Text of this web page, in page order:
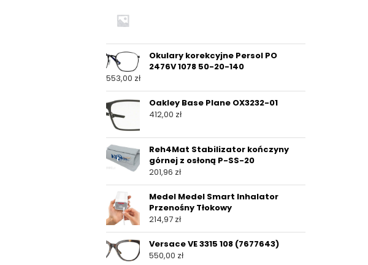
Okulary korekcyjne Persol PO
2476V 1078 50-20-140
553,00 zł
Oakley Base Plane OX3232-01
412,00 zł
Reh4Mat Stabilizator kończyny
górnej z osłoną P-SS-20
201,96 zł
Medel Medel Smart Inhalator
Przenośny Tłokowy
214,97 zł
Versace VE 3315 108 (7677643)
550,00 zł